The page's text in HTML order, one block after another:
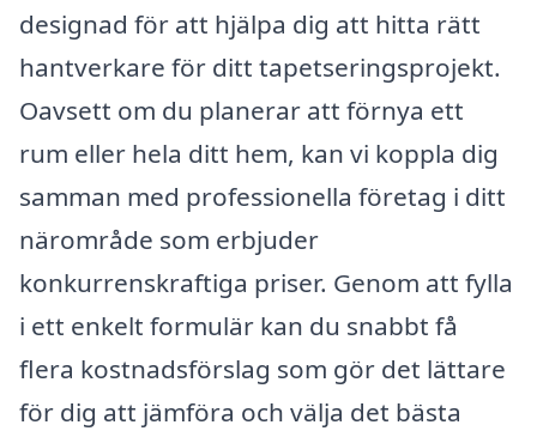
designad för att hjälpa dig att hitta rätt
hantverkare för ditt tapetseringsprojekt.
Oavsett om du planerar att förnya ett
rum eller hela ditt hem, kan vi koppla dig
samman med professionella företag i ditt
närområde som erbjuder
konkurrenskraftiga priser. Genom att fylla
i ett enkelt formulär kan du snabbt få
flera kostnadsförslag som gör det lättare
för dig att jämföra och välja det bästa